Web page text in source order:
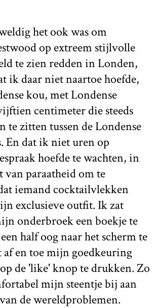
het ook was om
op extreem stijlvolle
te zien redden in Londen,
ik daar niet naartoe hoefde,
kou, met Londense
centimeter die steeds
te zitten tussen de Londense
En dat ik niet uren op
hoefde te wachten, in
van paraatheid om te
iemand cocktailvlekken
exclusieve outfit. Ik zat
onderbroek een boekje te
half oog naar het scherm te
en toe mijn goedkeuring
de 'like' knop te drukken. Zo
mijn steentje bij aan
de wereldproblemen.